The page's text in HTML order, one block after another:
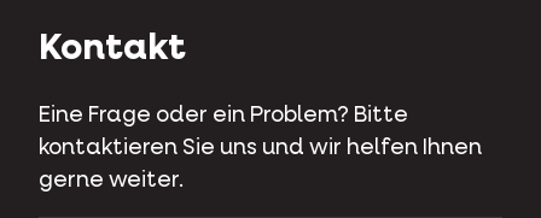
Kontakt
Eine Frage oder ein Problem? Bitte
kontaktieren Sie uns und wir helfen Ihnen
gerne weiter.